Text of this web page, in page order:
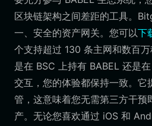
区块链架构之间差距的工具。
一、安全的资产网关。您可以下
个支持超过 130 条主网和数百
是在 BSC 上持有 BABEL 还是
交互，您的体验都保持一致。它
管，这意味着您无需第三方干预
产。无论您喜欢通过 iOS 和